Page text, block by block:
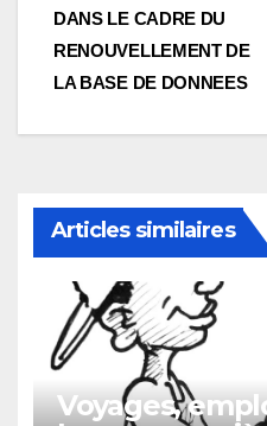
DANS LE CADRE DU
RENOUVELLEMENT DE
LA BASE DE DONNEES
Articles similaires
Voyages,